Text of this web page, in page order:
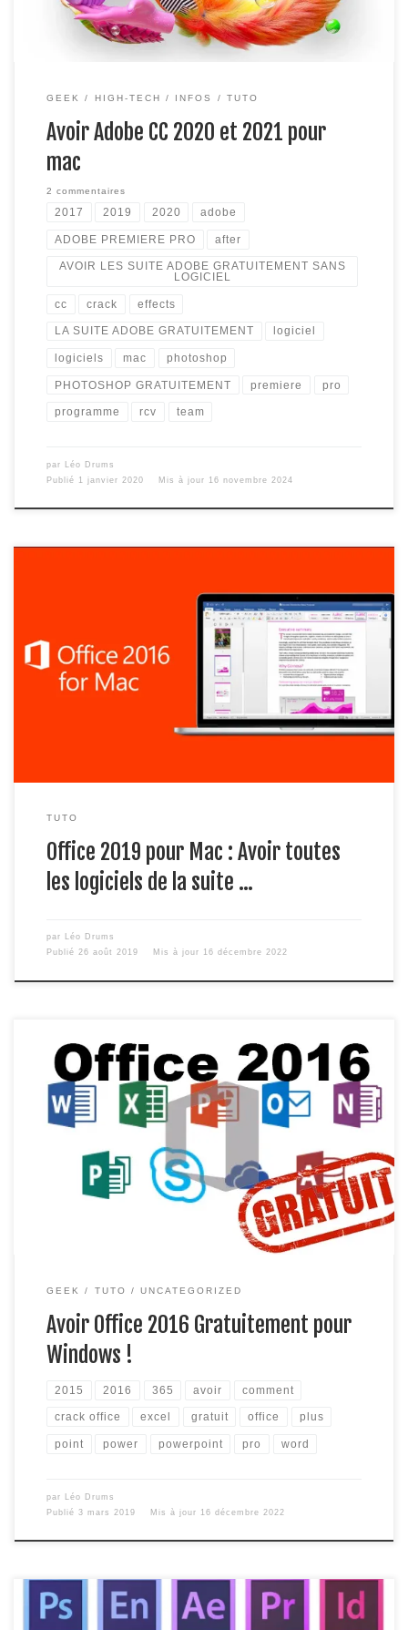
GEEK HIGH-TECH INFOS TUTO
Avoir Adobe CC 2020 et 2021 pour
mac
2 commentaires
2017 2019 2020 adobe
ADOBE PREMIERE PRO after
AVOIR LES SUITE ADOBE GRATUITEMENT SANS
LOGICIEL
cc crack effects
LA SUITE ADOBE GRATUITEMENT logiciel
logiciels mac photoshop
PHOTOSHOP GRATUITEMENT premiere pro
programme rcv team
par
Léo Drums
Publié 1 janvier 2020 Mis à jour 16 novembre 2024
Vous rêvez d’avoir toute la suite Office gratuitement, c’est a
dire Word, PowerPoint, Excel, etc. Sur votre Mac / MacBook
? Vous allez pouvoir le faire très simplement et rapidement
dans cet article ! Selon les versions de Mac OS X, la version
2019 fonctionnera parfaitement sur un ancien mac […]
TUTO
Office 2019 pour Mac : Avoir toutes
les logiciels de la suite …
par Léo Drums
Publié 26 août 2019 Mis à jour 16 décembre 2022
/!\ Ce tuto concerne office 2016 pour avoir la dernière
version office 2019 voir le lien : ici /!\ Vous rêvez de
dire Word, Powerpoint, Excel , Outlook … en version pro
2016 !!! Grâce à cet article, vous le pourrez […]
GEEK TUTO UNCATEGORIZED
Avoir Office 2016 Gratuitement pour
Windows !
2015 2016 365 avoir comment
crack office excel gratuit office plus
point power powerpoint pro word
par
Léo Drums
Publié 3 mars 2019 Mis à jour 16 décembre 2022